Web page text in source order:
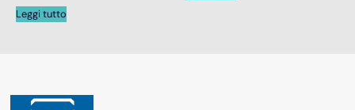
Leggi tutto